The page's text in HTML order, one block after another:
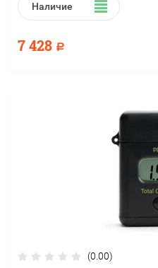
Наличие
7 428 Р
(0.00)